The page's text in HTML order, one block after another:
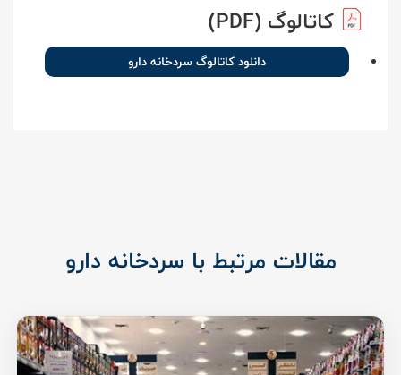
کاتالوگ (PDF)
دانلود کاتالوگ سردخانه دارو
مقالات مرتبط با سردخانه دارو